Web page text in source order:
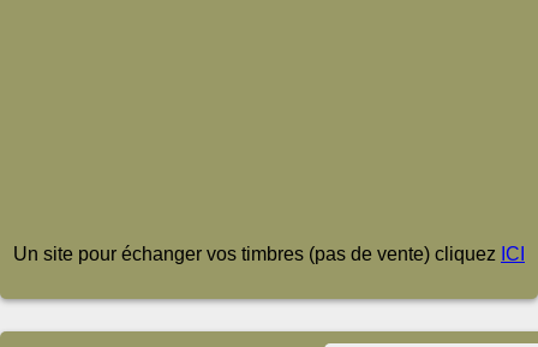
Un site pour échanger vos timbres (pas de vente) cliquez ICI